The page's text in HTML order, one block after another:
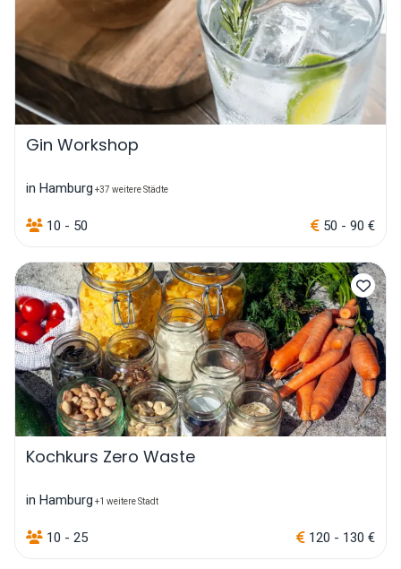
Gin Workshop
in Hamburg +37 weitere Städte
10 - 50 50 - 90 €
Kochkurs Zero Waste
in Hamburg +1 weitere Stadt
10 - 25 120 - 130 €